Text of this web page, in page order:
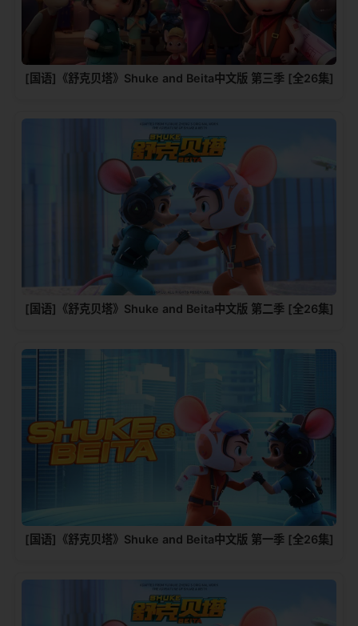
[国语]《舒克贝塔》Shuke and Beita中文版 第三季 [全26集]
[国语]《舒克贝塔》Shuke and Beita中文版 第二季 [全26集]
[国语]《舒克贝塔》Shuke and Beita中文版 第一季 [全26集]